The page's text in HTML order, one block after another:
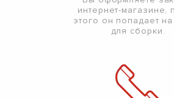
интернет-магазине,
этого он попадает
для сборки.